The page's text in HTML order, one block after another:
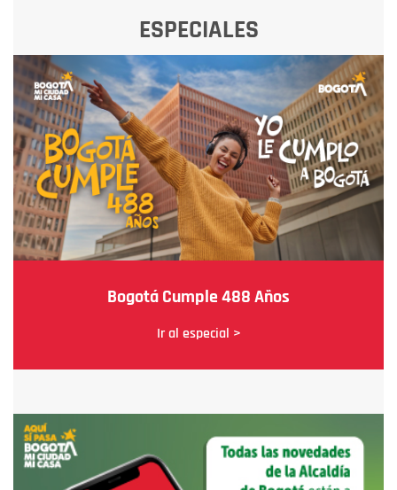
ESPECIALES
Bogotá Cumple 488 Años
Ir al especial >